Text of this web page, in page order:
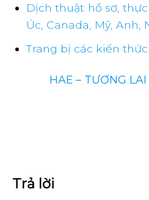
Dịch thuật hồ sơ,
Úc, Canada, Mỹ, Anh,
Trang bị các kiến
HAE – TƯƠNG
Trả lời